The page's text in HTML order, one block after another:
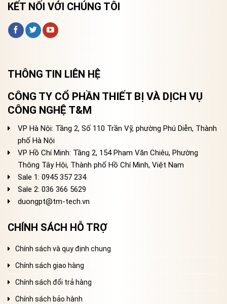
KẾT NỐI VỚI CHÚNG TÔI
THÔNG TIN LIÊN HỆ
CÔNG TY CỔ PHẦN THIẾT BỊ VÀ DỊCH VỤ
CÔNG NGHỆ T&M
VP Hà Nội: Tầng 2, Số 110 Trần Vỹ, phường Phú Diễn, Thành
phố Hà Nội
VP Hồ Chí Minh: Tầng 2, 154 Phạm Văn Chiêu, Phường
Thông Tây Hội, Thành phố Hồ Chí Minh, Việt Nam
Sale 1: 0945 357 234
Sale 2: 036 366 5629
duongpt@tm-tech.vn
CHÍNH SÁCH HỖ TRỢ
Chính sách và quy định chung
Chính sách giao hàng
Chính sách đổi trả hàng
Chính sách bảo hành